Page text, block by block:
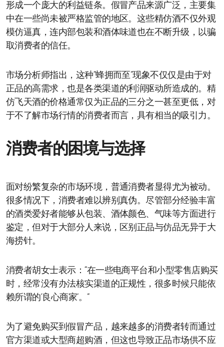
形成一个庞大的利益链条。假冒产品来源广泛，主要集
中在一些尚未被严格监管的地区。这些精仿酒不仅外观
模仿逼真，连内部包装和酒体味道也在不断升级，以骗
取消费者的信任。
市场分析师指出，这种“蜂拥而至”现象不仅仅是由于对
正品的高需求，也是各类渠道的利润驱动所造成的。精
仿飞天酒的价格通常仅为正品的三分之一甚至更低，对
于不了解市场行情的消费者而言，具有相当的吸引力。
消费者的困境与选择
面对纷繁复杂的市场环境，普通消费者显得尤为被动。
很多情况下，消费者难以辨别真伪。尽管部分经验丰富
的酒类爱好者能够从包装、酒体颜色、气味等方面进行
鉴定，但对于大部分人来说，区别正品与仿品无异于大
海捞针。
消费者胡女士表示：“在一些电商平台和小型零售店购买
时，经常没有办法核实渠道的正规性，很多时候只能依
赖所谓的‘良心商家’。”
为了避免购买到假冒产品，越来越多的消费者转而通过
官方渠道或大型商超购酒，但这也导致正品市场供不应